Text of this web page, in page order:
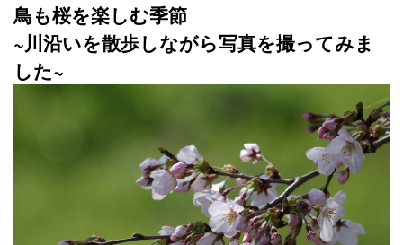
鳥も桜を楽しむ季節
~川沿いを散歩しながら写真を撮ってみま
した~